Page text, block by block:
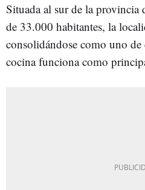
Situada al sur de la
de 33.000 habitantes, la
consolidándose como uno de
cocina funciona como